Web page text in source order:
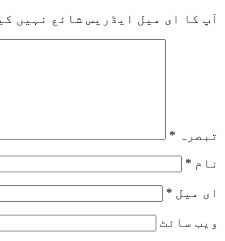
آپ کا ای میل ایڈریس شائع نہیں
تبصرہ *
نام *
ای میل *
ویب‌ سائٹ